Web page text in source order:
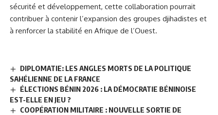
sécurité et développement, cette collaboration pourrait
contribuer à contenir l’expansion des groupes djihadistes et
à renforcer la stabilité en Afrique de l’Ouest.
DIPLOMATIE: LES ANGLES MORTS DE LA POLITIQUE
SAHÉLIENNE DE LA FRANCE
ÉLECTIONS BÉNIN 2026 : LA DÉMOCRATIE BÉNINOISE
EST-ELLE EN JEU ?
COOPÉRATION MILITAIRE : NOUVELLE SORTIE DE